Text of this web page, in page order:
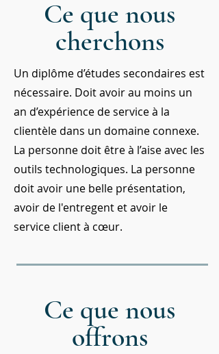
Ce que nous
cherchons
Un diplôme d’études secondaires est
nécessaire. Doit avoir au moins un
an d’expérience de service à la
clientèle dans un domaine connexe.
La personne doit être à l’aise avec les
outils technologiques. La personne
doit avoir une belle présentation,
avoir de l'entregent et avoir le
service client à cœur.
Ce que nous
offrons